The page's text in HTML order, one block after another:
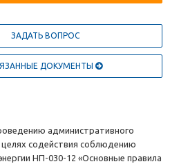
ЗАДАТЬ ВОПРОС
ДОКУМЕНТЫ
административного
содействия соблюдению
НП-030-12 «Основные правила